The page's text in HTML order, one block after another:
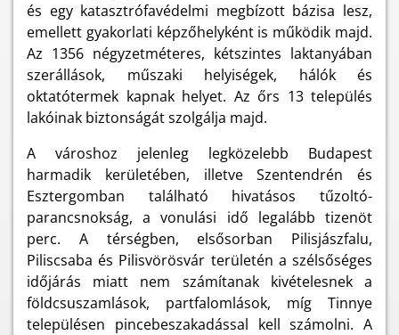
és egy katasztrófavédelmi megbízott bázisa lesz,
emellett gyakorlati képzőhelyként is működik majd.
Az 1356 négyzetméteres, kétszintes laktanyában
szerállások, műszaki helyiségek, hálók és
oktatótermek kapnak helyet. Az őrs 13 település
lakóinak biztonságát szolgálja majd.
A városhoz jelenleg legközelebb Budapest
harmadik kerületében, illetve Szentendrén és
Esztergomban található hivatásos tűzoltó-
parancsnokság, a vonulási idő legalább tizenöt
perc. A térségben, elsősorban Pilisjászfalu,
Piliscsaba és Pilisvörösvár területén a szélsőséges
időjárás miatt nem számítanak kivételesnek a
földcsuszamlások, partfalomlások, míg Tinnye
településen pincebeszakadással kell számolni. A